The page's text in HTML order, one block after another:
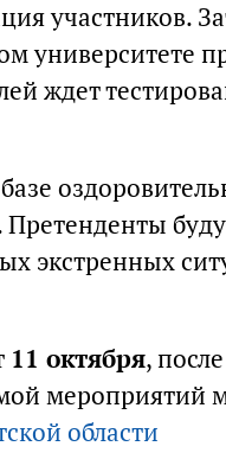
участников.
университете
ждет
экстренных
11 октября,
мероприятий
области